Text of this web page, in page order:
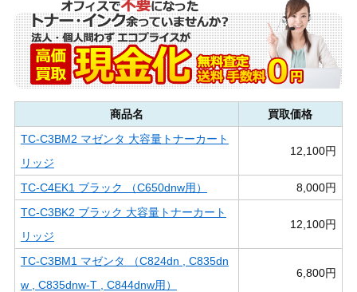
商品名
買取価格
TC-C3BM2 マゼンタ 大容量トナーカート
リッジ
12,100円
TC-C4EK1 ブラック （C650dnw用）
8,000円
TC-C3BK2 ブラック 大容量トナーカート
リッジ
12,100円
TC-C3BM1 マゼンタ （C824dn , C835dn
w , C835dnw-T , C844dnw用）
6,800円